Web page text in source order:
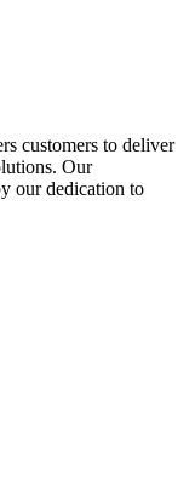
customers to deliver
Our
our dedication to